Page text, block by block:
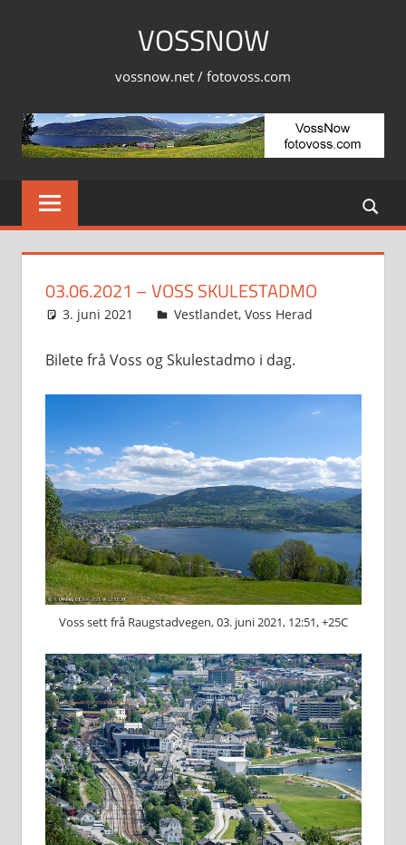
VOSSNOW
vossnow.net / fotovoss.com
03.06.2021 – VOSS SKULESTADMO
3. juni 2021 Svein
Vestlandet, Voss Herad
Bilete frå Voss og Skulestadmo i dag.
Voss sett frå Raugstadvegen, 03. juni 2021, 12:51, +25C